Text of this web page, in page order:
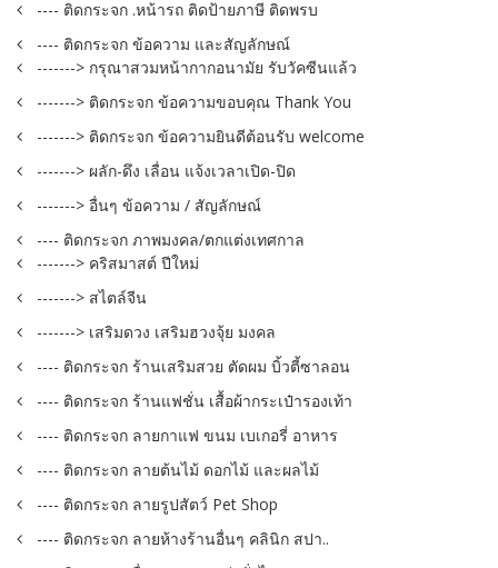
---- ติดกระจก .หน้ารถ ติดป้ายภาษี ติดพรบ
---- ติดกระจก ข้อความ และสัญลักษณ์
-------> กรุณาสวมหน้ากากอนามัย รับวัคซีนแล้ว
-------> ติดกระจก ข้อความขอบคุณ Thank You
-------> ติดกระจก ข้อความยินดีต้อนรับ welcome
-------> ผลัก-ดึง เลื่อน แจ้งเวลาเปิด-ปิด
-------> อื่นๆ ข้อความ / สัญลักษณ์
---- ติดกระจก ภาพมงคล/ตกแต่งเทศกาล
-------> คริสมาสต์ ปีใหม่
-------> สไตล์จีน
-------> เสริมดวง เสริมฮวงจุ้ย มงคล
---- ติดกระจก ร้านเสริมสวย ตัดผม บิ้วตี้ซาลอน
---- ติดกระจก ร้านแฟชั่น เสื้อผ้ากระเป๋ารองเท้า
---- ติดกระจก ลายกาแฟ ขนม เบเกอรี่ อาหาร
---- ติดกระจก ลายต้นไม้ ดอกไม้ และผลไม้
---- ติดกระจก ลายรูปสัตว์ Pet Shop
---- ติดกระจก ลายห้างร้านอื่นๆ คลินิก สปา..